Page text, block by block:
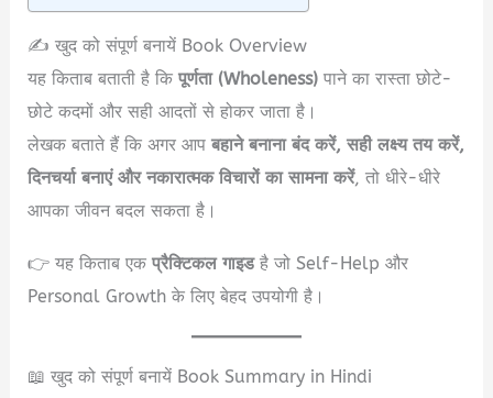
✍️ खुद को संपूर्ण बनायें Book Overview
यह किताब बताती है किपूर्णता (Wholeness) पाने का रास्ता छोटे-
छोटे कदमों और सही आदतों से होकर जाता है।
लेखक बताते हैं कि अगर आपबहाने बनाना बंद करें, सही लक्ष्य तय करें,
दिनचर्या बनाएं और नकारात्मक विचारों का सामना करें, तो धीरे-धीरे
आपका जीवन बदल सकता है।
👉 यह किताब एकप्रैक्टिकल गाइडहै जो Self-Help और
Personal Growth के लिए बेहद उपयोगी है।
📖 खुद को संपूर्ण बनायें Book Summary in Hindi